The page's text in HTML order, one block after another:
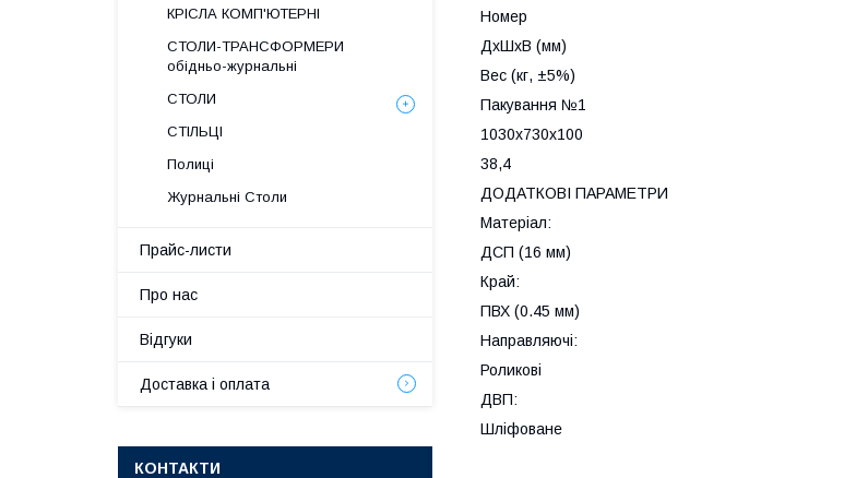
Номер
ДхШхВ (мм)
Вес (кг, ±5%)
Пакування №1
1030х730х100
38,4
ДОДАТКОВІ ПАРАМЕТРИ
Матеріал:
ДСП (16 мм)
Край:
ПВХ (0.45 мм)
Направляючі:
Роликові
ДВП:
Шліфоване
КРІСЛА КОМП'ЮТЕРНІ
СТОЛИ-ТРАНСФОРМЕРИ
обідньо-журнальні
СТОЛИ
СТІЛЬЦІ
Полиці
Журнальні Столи
Прайс-листи
Про нас
Відгуки
Доставка і оплата
КОНТАКТИ